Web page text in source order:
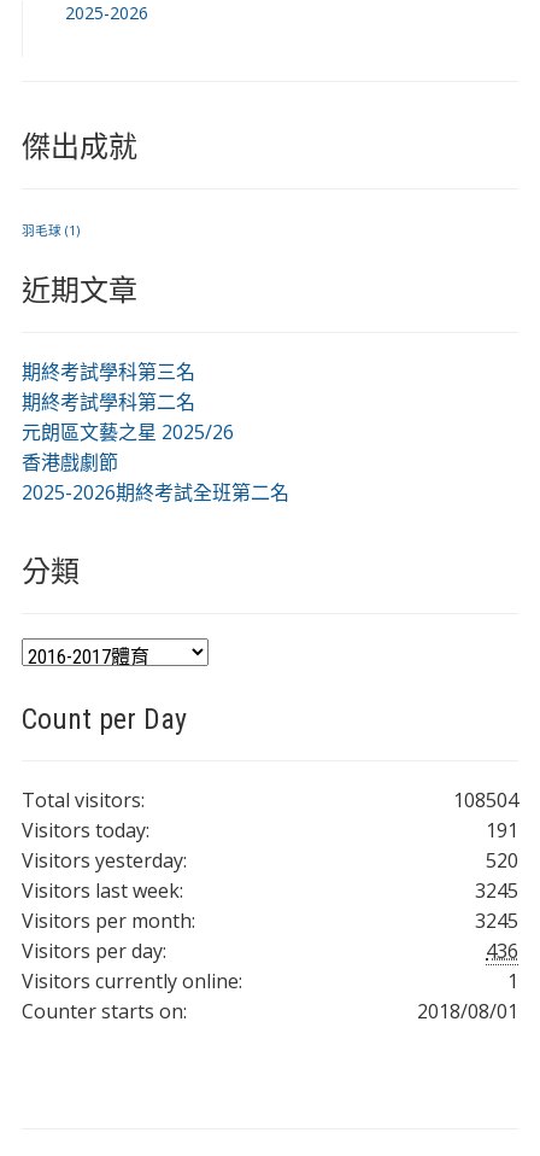
2025-2026
傑出成就
羽毛球(1)
近期文章
期終考試學科第三名
期終考試學科第二名
元朗區文藝之星 2025/26
香港戲劇節
2025-2026期終考試全班第二名
分類
分
Count per Day
108504
Total visitors:
191
Visitors today:
520
Visitors yesterday:
3245
Visitors last week:
3245
Visitors per month:
436
Visitors per day:
1
Visitors currently online:
2018/08/01
Counter starts on: